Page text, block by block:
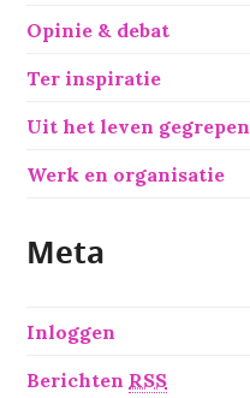
Opinie & debat
Ter inspiratie
Uit het leven gegrepen
Werk en organisatie
Meta
Inloggen
Berichten RSS